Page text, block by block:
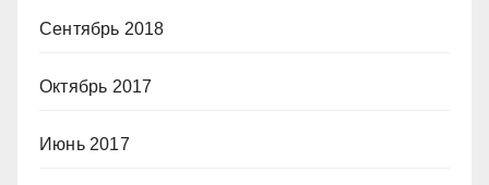
Сентябрь 2018
Октябрь 2017
Июнь 2017